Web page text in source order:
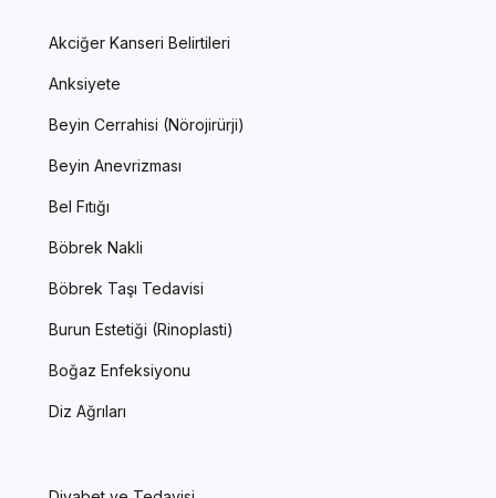
Akciğer Kanseri Belirtileri
Anksiyete
Beyin Cerrahisi (Nörojirürji)
Beyin Anevrizması
Bel Fıtığı
Böbrek Nakli
Böbrek Taşı Tedavisi
Burun Estetiği (Rinoplasti)
Boğaz Enfeksiyonu
Diz Ağrıları